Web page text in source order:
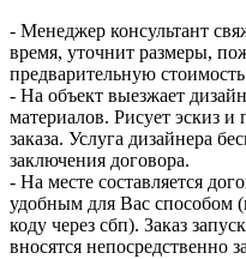
- Менеджер консультант
время, уточнит размеры,
предварительную
- На объект выезжает
материалов. Рисует эскиз
заказа. Услуга дизайнера
заключения договора.
- На месте составляется
удобным для Вас способом
коду через сбп). Заказ
вносятся непосредственно